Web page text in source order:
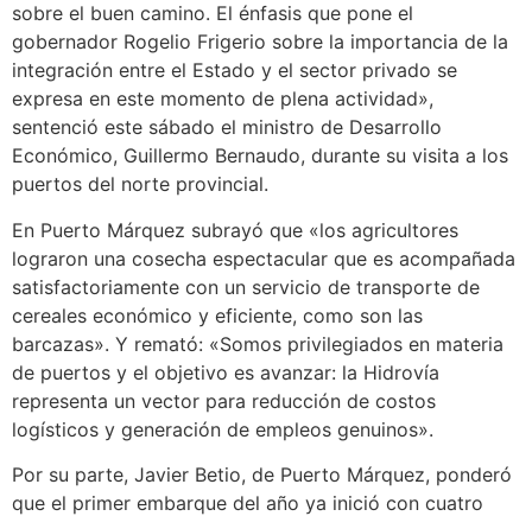
sobre el buen camino. El énfasis que pone el
gobernador Rogelio Frigerio sobre la importancia de la
integración entre el Estado y el sector privado se
expresa en este momento de plena actividad»,
sentenció este sábado el ministro de Desarrollo
Económico, Guillermo Bernaudo, durante su visita a los
puertos del norte provincial.
En Puerto Márquez subrayó que «los agricultores
lograron una cosecha espectacular que es acompañada
satisfactoriamente con un servicio de transporte de
cereales económico y eficiente, como son las
barcazas». Y remató: «Somos privilegiados en materia
de puertos y el objetivo es avanzar: la Hidrovía
representa un vector para reducción de costos
logísticos y generación de empleos genuinos».
Por su parte, Javier Betio, de Puerto Márquez, ponderó
que el primer embarque del año ya inició con cuatro